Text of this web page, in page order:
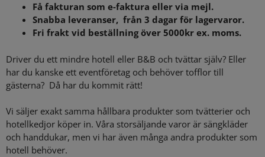
Få fakturan som e-faktura eller via mejl.
Snabba leveranser, från 3 dagar för lagervaror.
Fri frakt vid beställning över 5000kr ex. moms.
Driver du ett mindre hotell eller B&B och tvättar själv? Eller
har du kanske ett eventföretag och behöver tofflor till
gästerna? Då har du kommit rätt!
Vi säljer exakt samma hållbara produkter som tvätterier och
hotellkedjor köper in. Våra storsäljande varor är sängkläder
och handdukar, men vi har även många andra produkter som
hotell behöver.